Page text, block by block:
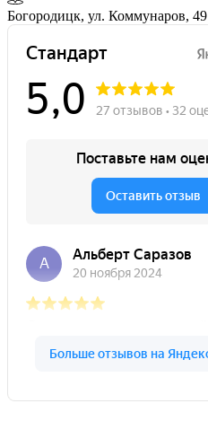
Богородицк, ул. Коммунаров, 49